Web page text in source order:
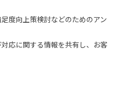
度向上策検討などのためのアン
応に関する情報を共有し、お客